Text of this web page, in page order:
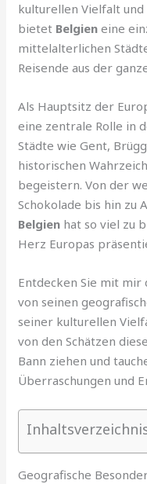
kulturellen Vielfalt
bietet Belgien eine
mittelalterlichen
Reisende aus der
Als Hauptsitz der
eine zentrale Rolle in
Städte wie Gent,
historischen
begeistern. Von der
Schokolade bis hin zu
Belgien hat so viel zu
Herz Europas
Entdecken Sie mit mir
von seinen
seiner kulturellen
von den Schätzen
Bann ziehen und
Überraschungen und
Geografische